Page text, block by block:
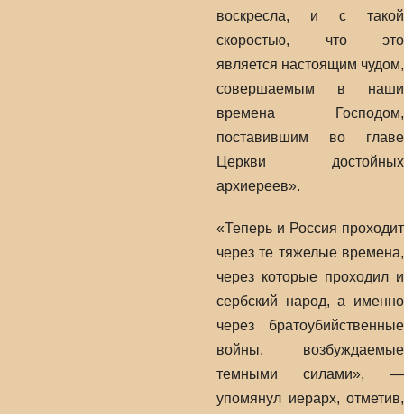
воскресла, и с такой
скоростью, что это
является настоящим чудом,
совершаемым в наши
времена Господом,
поставившим во главе
Церкви достойных
архиереев».
«Теперь и Россия проходит
через те тяжелые времена,
через которые проходил и
сербский народ, а именно
через братоубийственные
войны, возбуждаемые
темными силами», —
упомянул иерарх, отметив,